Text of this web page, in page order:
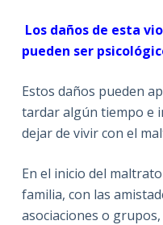
Los daños de esta
pueden ser
Estos daños pueden
tardar algún tiempo e
dejar de vivir con el
En el inicio del
familia, con las
asociaciones o